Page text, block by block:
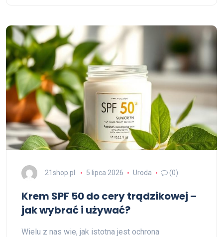
21shop.pl 5 lipca 2026 Uroda (0)
Krem SPF 50 do cery trądzikowej –
jak wybrać i używać?
Wielu z nas wie, jak istotna jest ochrona